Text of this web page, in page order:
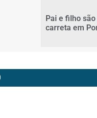
Pai e filho
carreta em